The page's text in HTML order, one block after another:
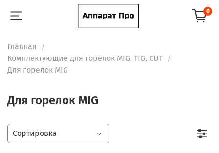
0
Главная
Комплектующие для горелок MIG, TIG, CUT
Для горелок MIG
Для горелок MIG